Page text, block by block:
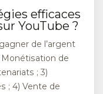
efficaces
YouTube ?
de l’argent
Monétisation de
; 3)
; 4) Vente de